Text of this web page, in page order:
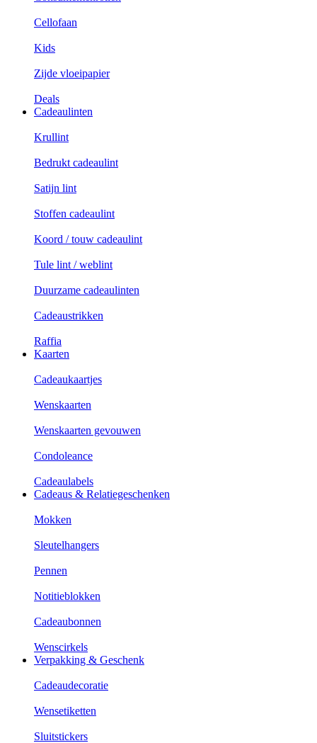
Cellofaan
Kids
Zijde vloeipapier
Deals
Cadeaulinten
Krullint
Bedrukt cadeaulint
Satijn lint
Stoffen cadeaulint
Koord / touw cadeaulint
Tule lint / weblint
Duurzame cadeaulinten
Cadeaustrikken
Raffia
Kaarten
Cadeaukaartjes
Wenskaarten
Wenskaarten gevouwen
Condoleance
Cadeaulabels
Cadeaus & Relatiegeschenken
Mokken
Sleutelhangers
Pennen
Notitieblokken
Cadeaubonnen
Wenscirkels
Verpakking & Geschenk
Cadeaudecoratie
Wensetiketten
Sluitstickers